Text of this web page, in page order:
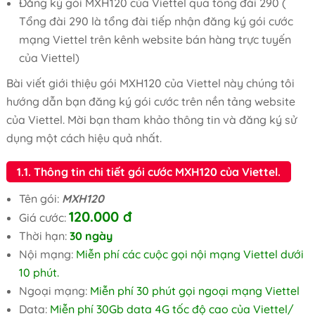
Đăng ký gói MXH120 của Viettel qua tổng đài 290 (
Tổng đài 290 là tổng đài tiếp nhận đăng ký gói cước
mạng Viettel trên kênh website bán hàng trực tuyến
của Viettel)
Bài viết giới thiệu gói MXH120 của Viettel này chúng tôi
hướng dẫn bạn đăng ký gói cước trên nền tảng website
của Viettel. Mời bạn tham khảo thông tin và đăng ký sử
dụng một cách hiệu quả nhất.
1.1. Thông tin chi tiết gói cước MXH120 của Viettel.
Tên gói: MXH120
Giá cước: 120.000 đ
Thời hạn: 30 ngày
Nội mạng:Miễn phí các cuộc gọi nội mạng Viettel dưới
10 phút.
Ngoại mạng: Miễn phí 30 phút gọi ngoại mạng Viettel
Data: Miễn phí 30Gb data 4G tốc độ cao của Viettel/